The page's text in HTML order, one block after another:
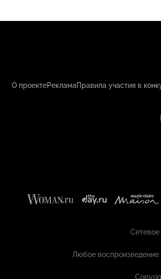
О проектеРекламаПравила участия в
Любое